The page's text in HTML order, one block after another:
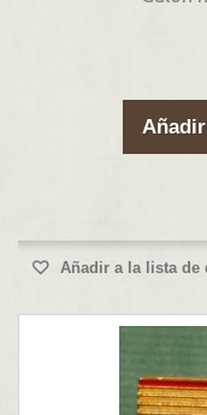
Añadir a la lista de